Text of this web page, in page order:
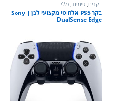
בקרים,גיימינג, כללי
בקר PS5 אלחוטי מקצועי לבן | Sony
DualSense Edge